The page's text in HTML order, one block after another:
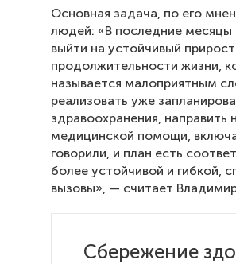
Основная задача, по его
людей: «В последние
выйти на устойчивый
продолжительности жизни,
называется малоприятным
реализовать уже
здравоохранения,
медицинской помощи,
говорили, и план есть
более устойчивой и гибкой,
вызовы», — считает
Сбережение